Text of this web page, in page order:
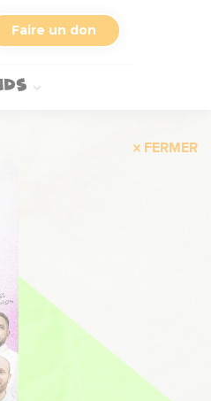
Faire un don
FERMER